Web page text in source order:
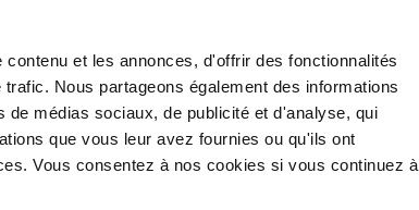
et les annonces, d'offrir des fonctionnalités
Nous partageons également des informations
médias sociaux, de publicité et d'analyse, qui
que vous leur avez fournies ou qu'ils ont
Vous consentez à nos cookies si vous continuez à